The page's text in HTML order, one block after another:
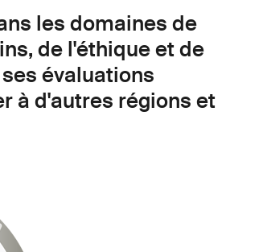
les domaines de
de l'éthique et de
évaluations
à d'autres régions et